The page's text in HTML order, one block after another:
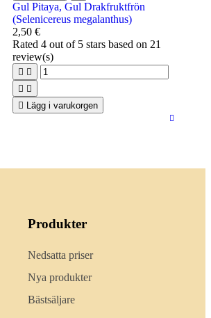
Gul Pitaya, Gul Drakfruktfrön
(Selenicereus megalanthus)
2,50 €
Rated 4out of 5 stars based on 21
review(s)
 
 
 Lägg i varukorgen
Produkter
Nedsatta priser
Nya produkter
Bästsäljare